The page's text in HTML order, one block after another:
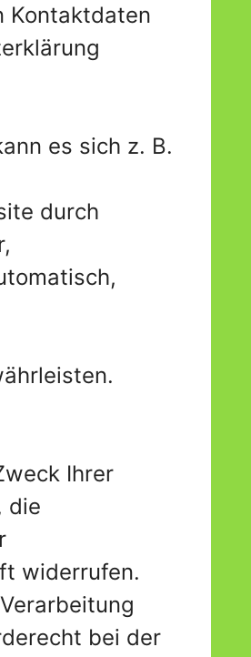
Kontaktdaten
es sich z. B.
durch
Ihrer
die
widerrufen.
bei der